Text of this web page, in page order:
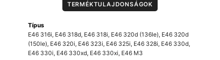
TERMÉKTULAJDONSÁGOK
Típus
E46 316i, E46 318d, E46 318i, E46 320d (136le), E46 320d
(150le), E46 320i, E46 323i, E46 325i, E46 328i, E46 330d,
E46 330i, E46 330xd, E46 330xi, E46 M3